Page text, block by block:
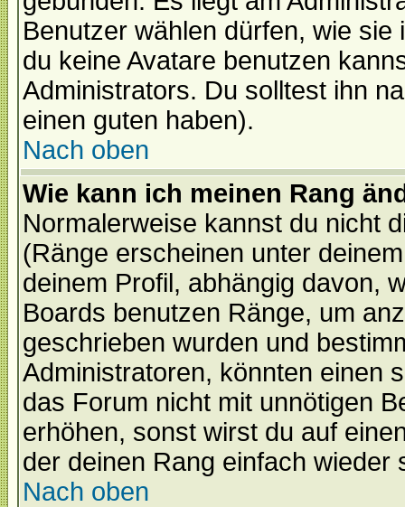
Benutzer wählen dürfen, wie
du keine Avatare benutzen
Administrators. Du solltest ihn
einen guten haben).
Nach oben
Wie kann ich meinen Rang
Normalerweise kannst du nicht
(Ränge erscheinen unter
deinem Profil, abhängig davon,
Boards benutzen Ränge, um
geschrieben wurden und
Administratoren, könnten einen
das Forum nicht mit unnötigen
erhöhen, sonst wirst du auf
der deinen Rang einfach wieder
Nach oben